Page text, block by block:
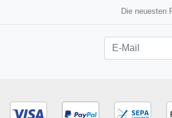
Die neuesten